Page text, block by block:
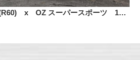
MINI クロスオーバー(R60) x OZ スーパースポーツ 18インチ